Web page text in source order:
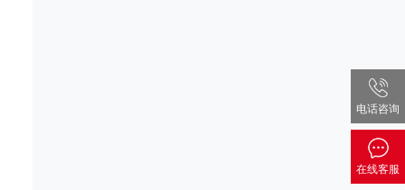
电话咨询
在线客服